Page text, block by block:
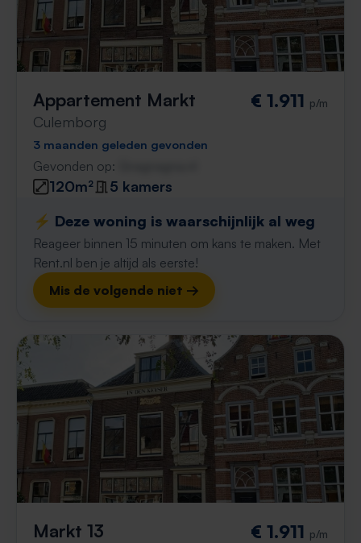
Appartement Markt
Culemborg
€ 1.911 p/m
3 maanden geleden gevonden
Gevonden op:
120m²
5 kamers
⚡️ Deze woning is waarschijnlijk al weg
Reageer binnen 15 minuten om kans te maken. Met
Rent.nl ben je altijd als eerste!
Mis de volgende niet →
Markt 13 € 1.911 p/m